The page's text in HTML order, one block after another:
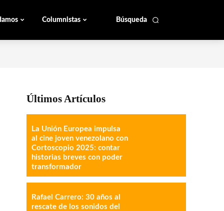
Búsqueda
Columnistas
Últimos Artículos
La Unión Europea impulsa
al cine joven venezolano con
Cortoscopio 2025: contar
historias breves con poder
transformador
Rafael Carrero: 30 años al
rescate de los sonidos del